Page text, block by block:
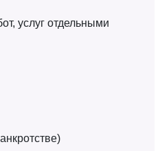
услуг отдельными